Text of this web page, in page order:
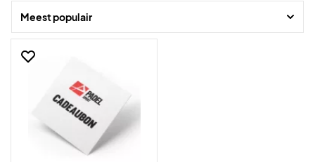
Meest populair